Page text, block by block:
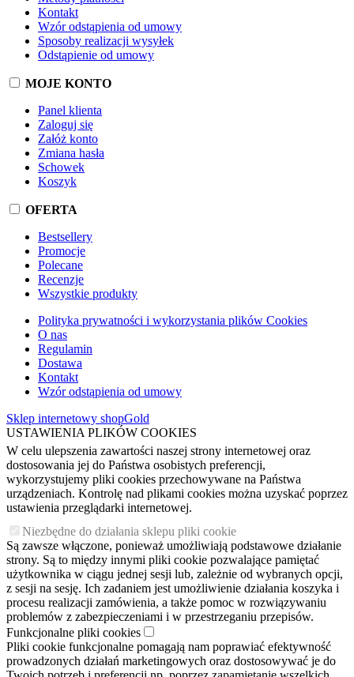
Kontakt
Wzór odstąpienia od umowy
Sposoby realizacji wysyłek
Odstąpienie od umowy
MOJE KONTO
Panel klienta
Zaloguj się
Załóż konto
Zmiana hasła
Schowek
Koszyk
OFERTA
Bestsellery
Promocje
Polecane
Recenzje
Wszystkie produkty
Polityka prywatności i wykorzystania plików Cookies
O nas
Regulamin
Dostawa
Kontakt
Wzór odstąpienia od umowy
Sklep internetowy shopGold
USTAWIENIA PLIKÓW COOKIES
W celu ulepszenia zawartości naszej strony internetowej oraz
dostosowania jej do Państwa osobistych preferencji,
wykorzystujemy pliki cookies przechowywane na Państwa
urządzeniach. Kontrolę nad plikami cookies można uzyskać poprzez
ustawienia przeglądarki internetowej.
Niezbędne do działania sklepu pliki cookie
Są zawsze włączone, ponieważ umożliwiają podstawowe działanie
strony. Są to między innymi pliki cookie pozwalające pamiętać
użytkownika w ciągu jednej sesji lub, zależnie od wybranych opcji,
z sesji na sesję. Ich zadaniem jest umożliwienie działania koszyka i
procesu realizacji zamówienia, a także pomoc w rozwiązywaniu
problemów z zabezpieczeniami i w przestrzeganiu przepisów.
Funkcjonalne pliki cookies
Pliki cookie funkcjonalne pomagają nam poprawiać efektywność
prowadzonych działań marketingowych oraz dostosowywać je do